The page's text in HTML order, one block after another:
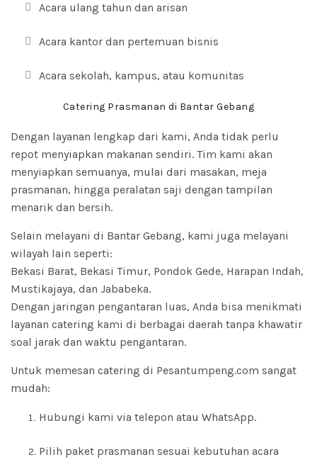
Acara ulang tahun dan arisan
Acara kantor dan pertemuan bisnis
Acara sekolah, kampus, atau komunitas
Catering Prasmanan di Bantar Gebang
Dengan layanan lengkap dari kami, Anda tidak perlu
repot menyiapkan makanan sendiri. Tim kami akan
menyiapkan semuanya, mulai dari masakan, meja
prasmanan, hingga peralatan saji dengan tampilan
menarik dan bersih.
Selain melayani di Bantar Gebang, kami juga melayani
wilayah lain seperti:
Bekasi Barat, Bekasi Timur, Pondok Gede, Harapan Indah,
Mustikajaya, dan Jababeka.
Dengan jaringan pengantaran luas, Anda bisa menikmati
layanan catering kami di berbagai daerah tanpa khawatir
soal jarak dan waktu pengantaran.
Untuk memesan catering di Pesantumpeng.com sangat
mudah:
Hubungi kami via telepon atau WhatsApp.
Pilih paket prasmanan sesuai kebutuhan acara